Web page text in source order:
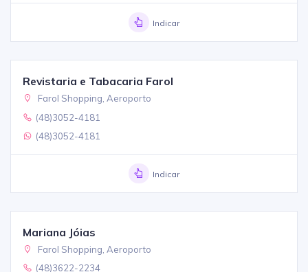
Indicar
Revistaria e Tabacaria Farol
Farol Shopping, Aeroporto
(48)3052-4181
(48)3052-4181
Indicar
Mariana Jóias
Farol Shopping, Aeroporto
(48)3622-2234